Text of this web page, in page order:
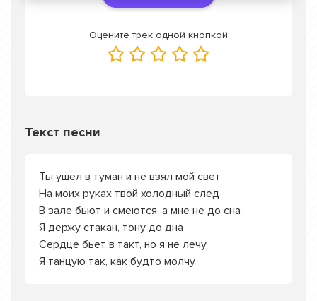
Оцените трек одной кнопкой
Текст песни
Ты ушел в туман и не взял мой свет
На моих руках твой холодный след
В зале бьют и смеются, а мне не до сна
Я держу стакан, тону до дна
Сердце бьет в такт, но я не лечу
Я танцую так, как будто молчу